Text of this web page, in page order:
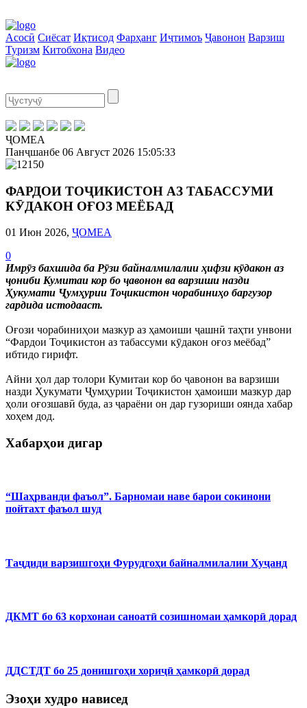
Асосӣ Сиёсат Иқтисод Фарҳанг Иҷтимоъ Ҷавонон Варзиш
Туризм Китобхона Видео
ҶОМЕА
Панҷшанбе 06 Август 2026 15:05:34
ФАРДОИ ТОҶИКИСТОН АЗ ТАБАССУМИ
КӮДАКОН ОҒОЗ МЕЁБАД
01 Июн 2026, ҶОМЕА
0
Имрӯз бахшида ба Рӯзи байналмилалии ҳифзи кӯдакон аз
ҷониби Кумитаи кор бо ҷавонон ва варзиши назди
Ҳукумати Ҷумҳурии Тоҷикистон чорабиниҳо баргузор
гардида истодааст.
Оғози чорабиниҳои мазкур аз ҳамоиши ҷашнӣ таҳти унвони
“Фардои Тоҷикистон аз табассуми кӯдакон оғоз меёбад”
ибтидо гирифт.
Айни ҳол дар толори Кумитаи кор бо ҷавонон ва варзиши
назди Ҳукумати Ҷумҳурии Тоҷикистон ҳамоиши мазкур дар
ҳоли оғозшавӣ буда, аз ҷараёни он дар гузориши оянда хабар
хоҳем дод.
Хабарҳои дигар
“Шаҳрванди фаъол”. Барномаи наве барои сокинони
пойтахт фаъол шуд
Таҷдиди варзишгоҳи Фурудгоҳи байналмилалии Хуҷанд
ДКМТ бо 63 корхонаи саноатӣ созишномаи ҳамкорӣ дорад
ДДСТДТ бо 25 донишгоҳи хориҷӣ ҳамкорӣ дорад
Эзоҳи худро нависед